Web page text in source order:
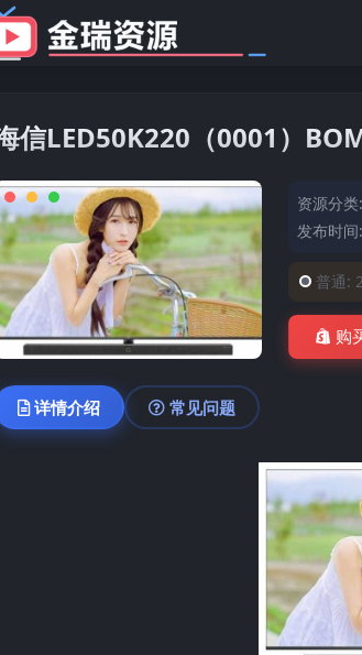
信LED50K220（0001）
资源分
发布时
普通:
购
详情介绍 常见问题